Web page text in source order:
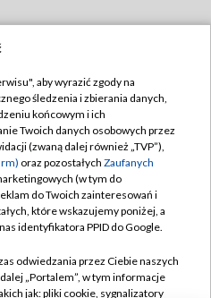
TVP
TVP
prywatności
zgody
aby wyrazić zgody na
śledzenia i zbierania danych,
końcowym i ich
Twoich danych osobowych przez
(zwaną dalej również „TVP”),
oraz pozostałych Zaufanych
(w tym do
do Twoich zainteresowań i
które wskazujemy poniżej, a
identyfikatora PPID do Google.
odwiedzania przez Ciebie naszych
„Portalem”, w tym informacje
jak: pliki cookie, sygnalizatory